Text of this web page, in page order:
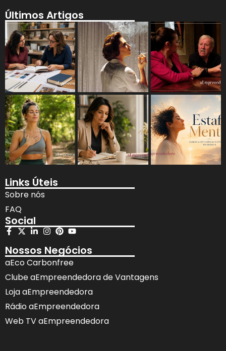
Últimos Artigos
Links Úteis
Sobre nós
FAQ
Social
Nossos Negócios
aEco Carbonfree
Clube aEmpreendedora de Vantagens
Loja aEmpreendedora
Rádio aEmpreendedora
Web TV aEmpreendedora